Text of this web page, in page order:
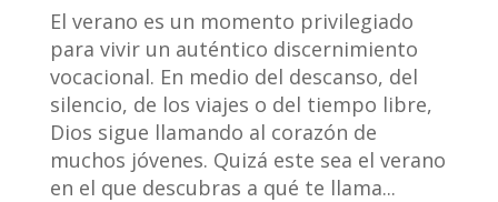
El verano es un momento privilegiado
para vivir un auténtico discernimiento
vocacional. En medio del descanso, del
silencio, de los viajes o del tiempo libre,
Dios sigue llamando al corazón de
muchos jóvenes. Quizá este sea el verano
en el que descubras a qué te llama...